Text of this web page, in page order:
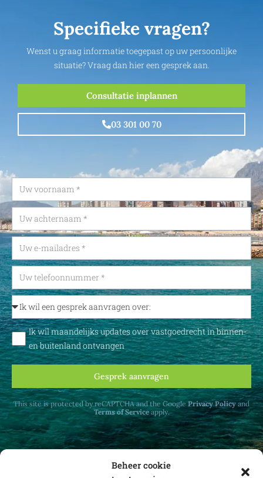
Beheer cookie
Specifieke vragen?
Wenst u graag informatie toegepast op uw persoonlijke
situatie? Vraag dan hier een gesprek aan.
Consultatie inplannen
03 301 00 70
Ik wil maandelijks updates over vastgoedrecht in binnen-
en buitenland ontvangen
Gesprek aanvragen
This site is protected by reCAPTCHA and the GooglePrivacy Policyand
Terms of Serviceapply.